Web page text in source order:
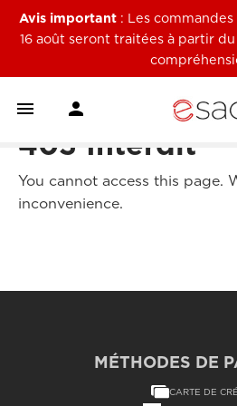
Avis important: Les commandes
16 août seront traitées à partir
 
403 Interdit
You cannot access this page.
inconvenience.
MÉTHODES DE
CARTE DE